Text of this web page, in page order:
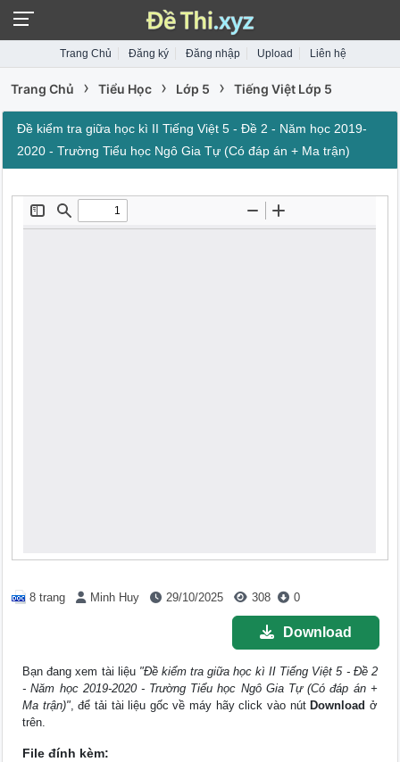
Trang Chủ Đăng ký Đăng nhập Upload Liên hệ
Trang Chủ › Tiểu Học › Lớp 5 › Tiếng Việt Lớp 5
Đề kiểm tra giữa học kì II Tiếng Việt 5 - Đề 2 - Năm học 2019-
2020 - Trường Tiểu học Ngô Gia Tự (Có đáp án + Ma trận)
8 trang Minh Huy 29/10/2025 308 0
Download
Bạn đang xem tài liệu "Đề kiểm tra giữa học kì II Tiếng Việt 5 - Đề 2
- Năm học 2019-2020 - Trường Tiểu học Ngô Gia Tự (Có đáp án +
Ma trận)", để tải tài liệu gốc về máy hãy click vào nút Download ở
trên.
File đính kèm: